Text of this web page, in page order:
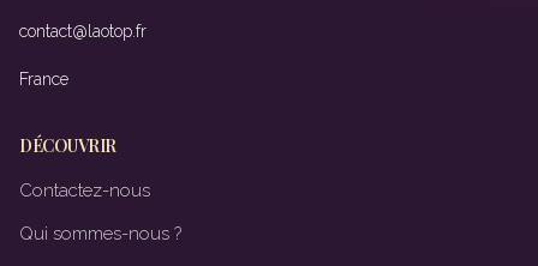
contact@laotop.fr
France
DÉCOUVRIR
Contactez-nous
Qui sommes-nous ?